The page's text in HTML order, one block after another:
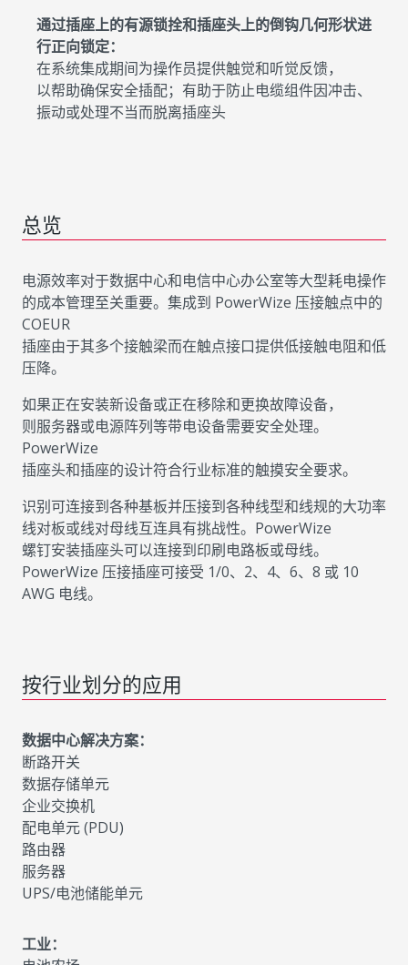
通过插座上的有源锁拴和插座头上的倒钩几何形状进
行正向锁定：
在系统集成期间为操作员提供触觉和听觉反馈，
以帮助确保安全插配；有助于防止电缆组件因冲击、
振动或处理不当而脱离插座头
总览
电源效率对于数据中心和电信中心办公室等大型耗电操作
的成本管理至关重要。集成到 PowerWize 压接触点中的
COEUR
插座由于其多个接触梁而在触点接口提供低接触电阻和低
压降。
如果正在安装新设备或正在移除和更换故障设备，
则服务器或电源阵列等带电设备需要安全处理。
PowerWize
插座头和插座的设计符合行业标准的触摸安全要求。
识别可连接到各种基板并压接到各种线型和线规的大功率
线对板或线对母线互连具有挑战性。PowerWize
螺钉安装插座头可以连接到印刷电路板或母线。
PowerWize 压接插座可接受 1/0、2、4、6、8 或 10
AWG 电线。
按行业划分的应用
数据中心解决方案：
断路开关
数据存储单元
企业交换机
配电单元 (PDU)
路由器
服务器
UPS/电池储能单元
工业：